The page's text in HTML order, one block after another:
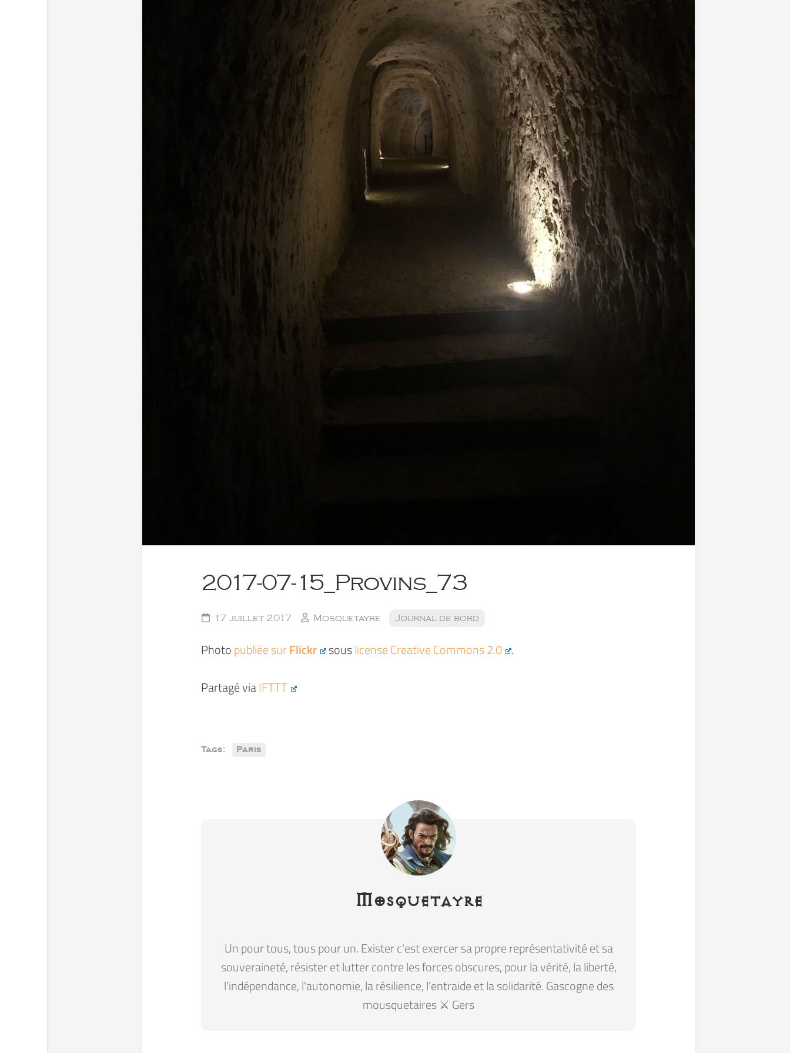
2017-07-15_Provins_73
17 juillet 2017 Mosquetayre Journal de bord
Photopubliée surFlickr souslicense Creative Commons 2.0 .
Partagé viaIFTTT
Tags: Paris
Mosquetayre
Un pour tous, tous pour un. Exister c'est exercer sa propre représentativité et sa
souveraineté, résister et lutter contre les forces obscures, pour la vérité, la liberté,
l'indépendance, l'autonomie, la résilience, l'entraide et la solidarité. Gascogne des
mousquetaires ⚔️ Gers